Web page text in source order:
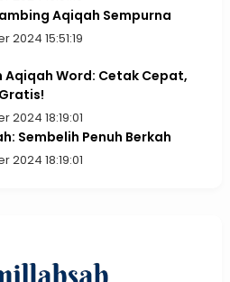
Aqiqah Sempurna
2024 15:51:19
Aqiqah Word: Cetak Cepat,
2024 18:19:01
Sembelih Penuh Berkah
2024 18:19:01